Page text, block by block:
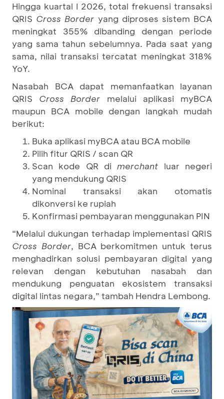
Hingga kuartal I 2026, total frekuensi transaksi
QRIS Cross Border yang diproses sistem BCA
meningkat 355% dibanding dengan periode
yang sama tahun sebelumnya. Pada saat yang
sama, nilai transaksi tercatat meningkat 318%
YoY.
Nasabah BCA dapat memanfaatkan layanan
QRIS Cross Border melalui aplikasi myBCA
maupun BCA mobile dengan langkah mudah
berikut:
Buka aplikasi myBCA atau BCA mobile
Pilih fitur QRIS / scan QR
Scan kode QR dimerchant luar negeri
yang mendukung QRIS
Nominal transaksi akan otomatis
dikonversi ke rupiah
Konfirmasi pembayaran menggunakan PIN
“Melalui dukungan terhadap implementasi QRIS
Cross Border, BCA berkomitmen untuk terus
menghadirkan solusi pembayaran digital yang
relevan dengan kebutuhan nasabah dan
mendukung penguatan ekosistem transaksi
digital lintas negara,” tambah Hendra Lembong.